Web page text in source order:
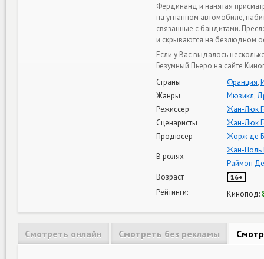
Фердинанд и нанятая
на угнанном автомобиле,
связанные с бандитами.
и скрываются на безлюдном
Если у Вас выдалось
Безумный Пьеро на сайте
Страны
Франция,
Жанры
Мюзикл,
Режиссер
Жан-Люк
Сценаристы
Жан-Люк
Продюсер
Жорж де
В ролях
Жан-Поль
Раймон
Возраст
16+
Рейтинги: Кинопод:
Смотреть онлайн Смотреть без рекламы